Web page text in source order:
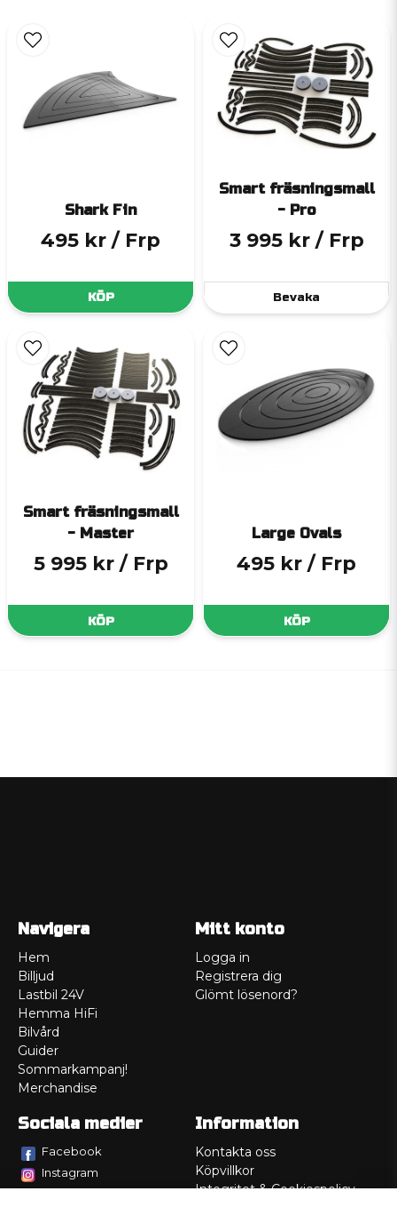
Shark Fin
495 kr / Frp
KÖP
Smart fräsningsmall
- Pro
3 995 kr / Frp
Bevaka
Smart fräsningsmall
- Master
5 995 kr / Frp
KÖP
Large Ovals
495 kr / Frp
KÖP
Navigera
Hem
Billjud
Lastbil 24V
Hemma HiFi
Bilvård
Guider
Sommarkampanj!
Merchandise
Mitt konto
Logga in
Registrera dig
Glömt lösenord?
Sociala medier
Facebook
Instagram
Information
Kontakta oss
Köpvillkor
Integritet & Cookiespolicy